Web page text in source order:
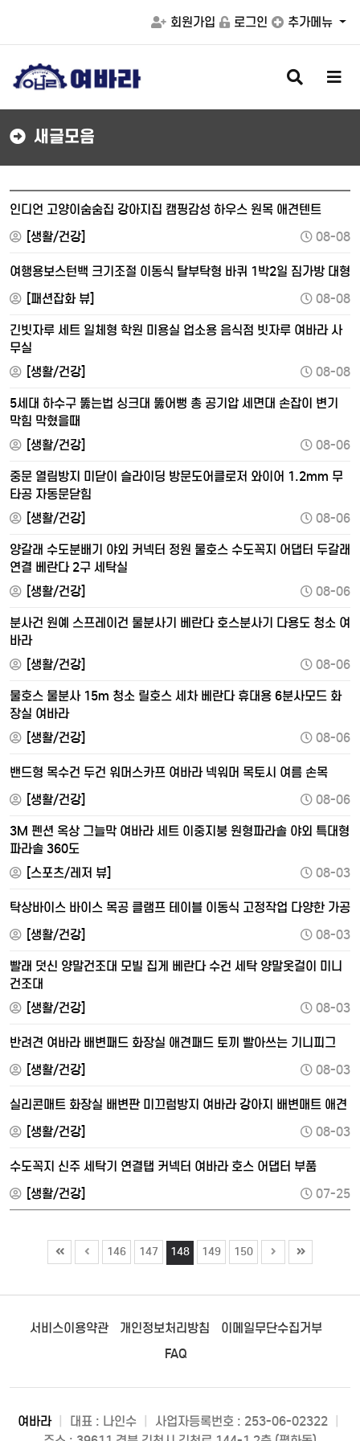
회원가입 로그인 추가메뉴
검
색
버
메
버
새글모음
인디언 고양이숨숨집 강아지집 캠핑감성 하우스 원목 애견텐트
[생활/건강]
08-08
여행용보스턴백 크기조절 이동식 탈부탁형 바퀴 1박2일 짐가방 대형
[패션잡화 뷰]
08-08
긴빗자루 세트 일체형 학원 미용실 업소용 음식점 빗자루 여바라 사
무실
[생활/건강]
08-08
5세대 하수구 뚫는법 싱크대 뚫어뻥 총 공기압 세면대 손잡이 변기
막힘 막혔을때
[생활/건강]
08-06
중문 열림방지 미닫이 슬라이딩 방문도어클로저 와이어 1.2mm 무
타공 자동문닫힘
[생활/건강]
08-06
양갈래 수도분배기 야외 커넥터 정원 물호스 수도꼭지 어댑터 두갈래
연결 베란다 2구 세탁실
[생활/건강]
08-06
분사건 원예 스프레이건 물분사기 베란다 호스분사기 다용도 청소 여
바라
[생활/건강]
08-06
물호스 물분사 15m 청소 릴호스 세차 베란다 휴대용 6분사모드 화
장실 여바라
[생활/건강]
08-06
밴드형 목수건 두건 워머스카프 여바라 넥워머 목토시 여름 손목
[생활/건강]
08-06
3M 펜션 옥상 그늘막 여바라 세트 이중지붕 원형파라솔 야외 특대형
파라솔 360도
[스포츠/레저 뷰]
08-03
탁상바이스 바이스 목공 클램프 테이블 이동식 고정작업 다양한 가공
[생활/건강]
08-03
빨래 덧신 양말건조대 모빌 집게 베란다 수건 세탁 양말옷걸이 미니
건조대
[생활/건강]
08-03
반려견 여바라 배변패드 화장실 애견패드 토끼 빨아쓰는 기니피그
[생활/건강]
08-03
실리콘매트 화장실 배변판 미끄럼방지 여바라 강아지 배변매트 애견
[생활/건강]
08-03
수도꼭지 신주 세탁기 연결탭 커넥터 여바라 호스 어댑터 부품
[생활/건강]
07-25
146 147 148 149 150
서비스이용약관 개인정보처리방침
이메일무단수집거부
FAQ
여바라 대표 : 나인수 사업자등록번호 : 253-06-02322